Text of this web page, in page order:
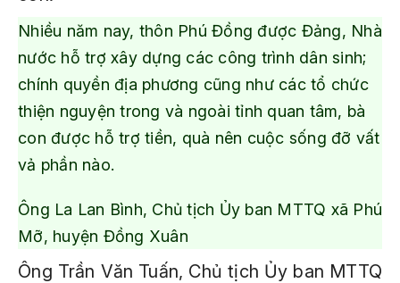
Nhiều năm nay, thôn Phú Đồng được Đảng, Nhà
nước hỗ trợ xây dựng các công trình dân sinh;
chính quyền địa phương cũng như các tổ chức
thiện nguyện trong và ngoài tỉnh quan tâm, bà
con được hỗ trợ tiền, quà nên cuộc sống đỡ vất
vả phần nào.
Ông La Lan Bình, Chủ tịch Ủy ban MTTQ xã Phú
Mỡ, huyện Đồng Xuân
Ông Trần Văn Tuấn, Chủ tịch Ủy ban MTTQ